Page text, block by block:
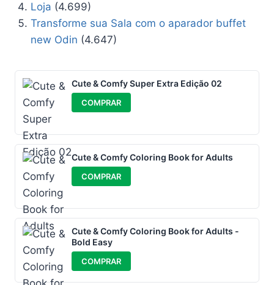
Loja (4.699)
Transforme sua Sala com o aparador buffet
new Odin (4.647)
Cute & Comfy Super Extra Edição 02
COMPRAR
Cute & Comfy Coloring Book for Adults
COMPRAR
Cute & Comfy Coloring Book for Adults -
Bold Easy
COMPRAR